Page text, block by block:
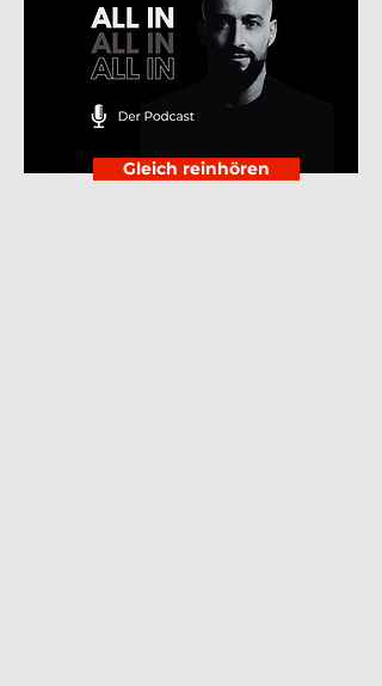
Gleich reinhören